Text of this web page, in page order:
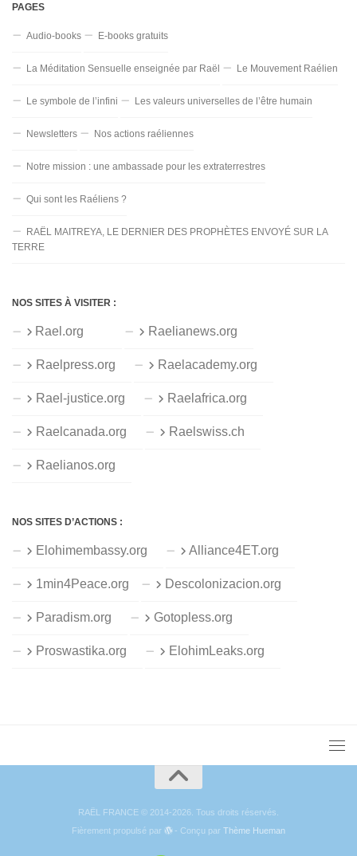
PAGES
Audio-books E-books gratuits
La Méditation Sensuelle enseignée par Raël Le Mouvement Raélien
Le symbole de l’infini Les valeurs universelles de l’être humain
Newsletters Nos actions raéliennes
Notre mission : une ambassade pour les extraterrestres
Qui sont les Raéliens ?
RAËL MAITREYA, LE DERNIER DES PROPHÈTES ENVOYÉ SUR LA
TERRE
NOS SITES À VISITER :
Rael.org Raelianews.org
Raelpress.org Raelacademy.org
Rael-justice.org Raelafrica.org
Raelcanada.org Raelswiss.ch
Raelianos.org
NOS SITES D’ACTIONS :
Elohimembassy.org Alliance4ET.org
1min4Peace.org Descolonizacion.org
Paradism.org Gotopless.org
Proswastika.org ElohimLeaks.org
RAËL FRANCE © 2014-2026. Tous droits réservés.
Fièrement propulsé par
- Conçu parThème Hueman